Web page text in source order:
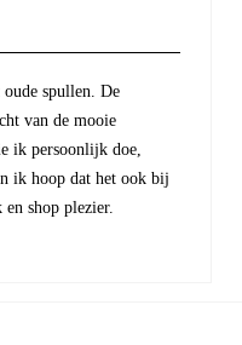
spullen. De
van de mooie
ik persoonlijk doe,
ik hoop dat het ook bij
shop plezier.